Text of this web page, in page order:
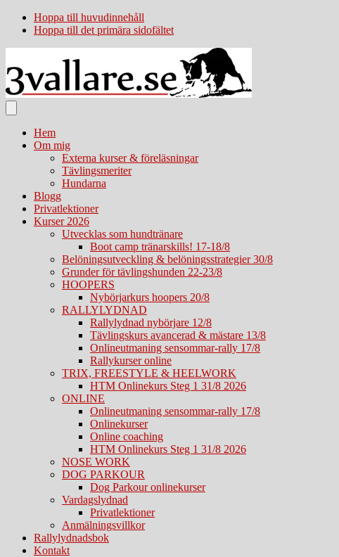
Hoppa till huvudinnehåll
Hoppa till det primära sidofältet
Hem
Om mig
Externa kurser & föreläsningar
Tävlingsmeriter
Hundarna
Blogg
Privatlektioner
Kurser 2026
Utvecklas som hundtränare
Boot camp tränarskills! 17-18/8
Belöningsutveckling & belöningsstrategier 30/8
Grunder för tävlingshunden 22-23/8
HOOPERS
Nybörjarkurs hoopers 20/8
RALLYLYDNAD
Rallylydnad nybörjare 12/8
Tävlingskurs avancerad & mästare 13/8
Onlineutmaning sensommar-rally 17/8
Rallykurser online
TRIX, FREESTYLE & HEELWORK
HTM Onlinekurs Steg 1 31/8 2026
ONLINE
Onlineutmaning sensommar-rally 17/8
Onlinekurser
Online coaching
HTM Onlinekurs Steg 1 31/8 2026
NOSE WORK
DOG PARKOUR
Dog Parkour onlinekurser
Vardagslydnad
Privatlektioner
Anmälningsvillkor
Rallylydnadsbok
Kontakt